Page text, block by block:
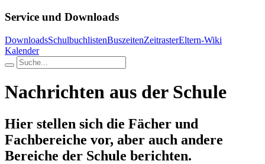
Service und Downloads
DownloadsSchulbuchlistenBuszeitenZeitrasterEltern-Wiki
Kalender
Nachrichten aus der Schule
Hier stellen sich die Fächer und
Fachbereiche vor, aber auch andere
Bereiche der Schule berichten.